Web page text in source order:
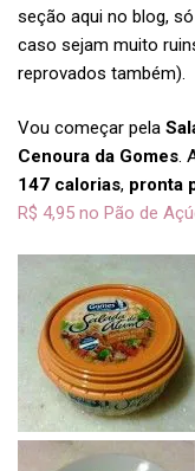
seção aqui no blog,
caso sejam muito
reprovados também).
Vou começar pela
Cenoura da Gomes.
147 calorias, pronta
R$ 4,95 no Pão de